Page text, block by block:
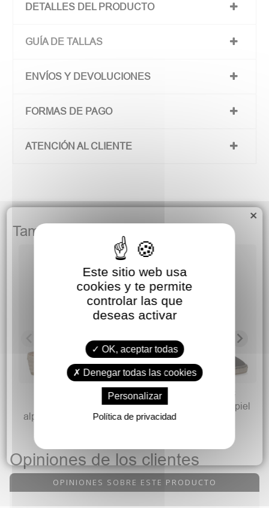
DETALLES DEL PRODUCTO
GUÍA DE TALLAS
ENVÍOS Y DEVOLUCIONES
FORMAS DE PAGO
ATENCIÓN AL CLIENTE
También podría gustarte
69,90 €
VIGUERA Sandalia
alpargata elásticos mujer
69,90 €
VIGUERA Alpartaga piel
pulsera hebilla
Opiniones de los clientes
OPINIONES SOBRE ESTE PRODUCTO
×
Este sitio web usa
cookies y te permite
controlar las que
deseas activar
OK, aceptar todas
Denegar todas las cookies
Personalizar
Política de privacidad